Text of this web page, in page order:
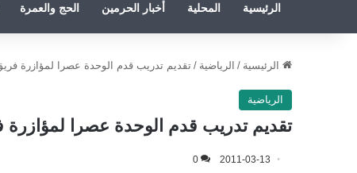
الرئيسية المحلية أخبار الحرمين الحج والعمرة
الرئيسية / الرياضية / تقديم تدريب قدم الوحدة عصرا لمؤازرة
الرياضية
تقديم تدريب قدم الوحدة عصرا لمؤازرة
2011-03-13
0